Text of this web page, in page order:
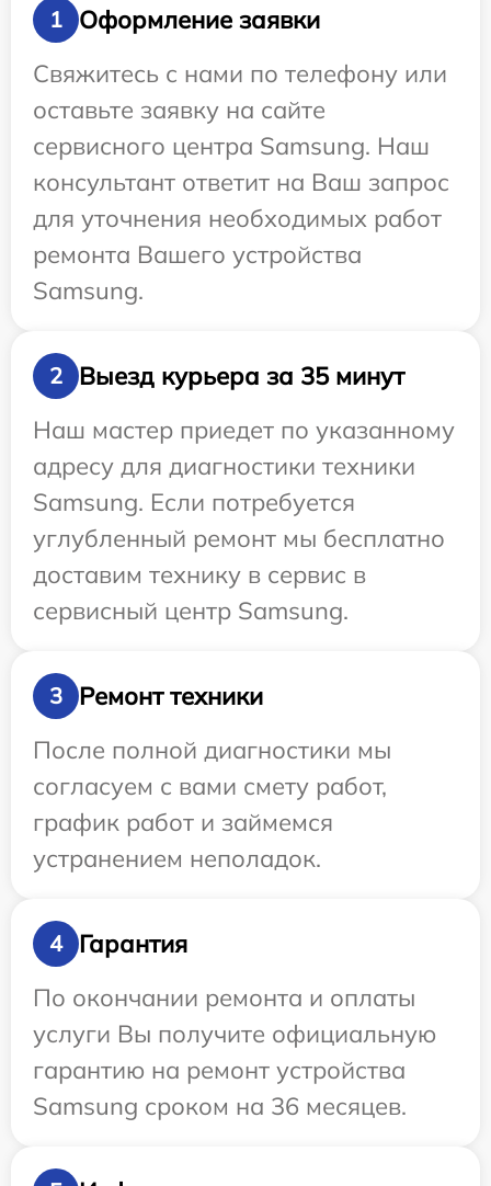
1
Оформление заявки
Свяжитесь с нами по телефону или
оставьте заявку на сайте
сервисного центра Samsung. Наш
консультант ответит на Ваш запрос
для уточнения необходимых работ
ремонта Вашего устройства
Samsung.
2
Выезд курьера за 35 минут
Наш мастер приедет по указанному
адресу для диагностики техники
Samsung. Если потребуется
углубленный ремонт мы бесплатно
доставим технику в сервис в
сервисный центр Samsung.
3
Ремонт техники
После полной диагностики мы
согласуем с вами смету работ,
график работ и займемся
устранением неполадок.
4
Гарантия
По окончании ремонта и оплаты
услуги Вы получите официальную
гарантию на ремонт устройства
Samsung сроком на 36 месяцев.